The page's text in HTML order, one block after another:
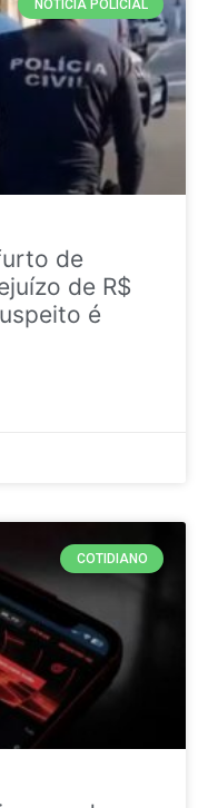
NOTICIA POLICIAL
de
de R$
é
COTIDIANO